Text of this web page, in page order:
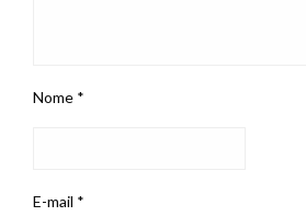
Nome *
E-mail *